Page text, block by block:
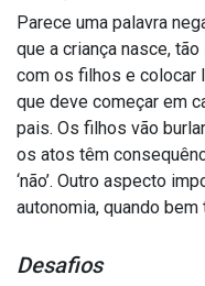
Parece uma palavra
que a criança nasce,
com os filhos e colocar
que deve começar em
pais. Os filhos vão
os atos têm
‘não’. Outro aspecto
autonomia, quando bem
Desafios